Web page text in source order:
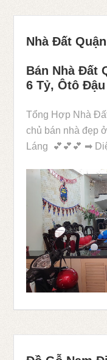
Nhà Đất
Bán Nhà Đất
6 Tỷ, Ôtô
Tổng Hợp Nhà
chủ bán nhà đẹp
Láng 💕💕💕 ➡